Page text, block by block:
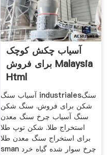
آسیاب چکش کوچک
برای فروش Malaysia
Html
آسیاب سنگ industrialesسنگ
شکن برای فروش. سنگ شکن
سنگ آسیاب چرخ سنگ معدن
استخراج طلا. شکن توپ طلا
برای استخراج سنگ معدن طلا
sman چرخ سوار شده گیاه خرد